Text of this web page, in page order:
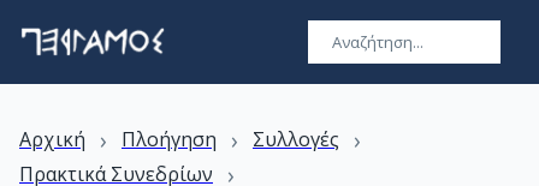
Αρχική › Πλοήγηση › Συλλογές ›
Πρακτικά Συνεδρίων ›